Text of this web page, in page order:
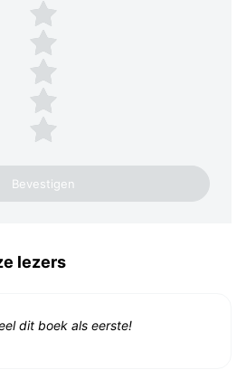
Plaats een beoordeling
5 sterren
4 sterren
3 sterren
2 sterren
1 ster
lezers
dit boek als eerste!